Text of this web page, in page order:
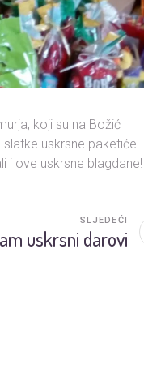
koji su na Božić
uskrsne paketiće.
i ove uskrsne blagdane!
uskrsni darovi
SLJEDEĆI